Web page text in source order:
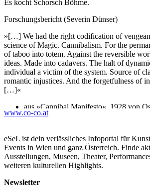
Es kocht Schorsch Böhme.
Forschungsbericht (Severin Dünser)
»[…] We had the right codification of
science of Magic. Cannibalism. For the
of taboo into totem. Against the reversible
ideas. Made into cadavers. The halt of
individual a victim of the system. Source of
romantic injustices. And the forgetfulness of
[…]«
aus »Cannibal Manifesto«, 1928 von
Die Projektion vom Exotischen und Fremden
Objekt, Selbstreflexion zur Projektion, das
Menschlichen, einer Idee von Moderne.
Maiken Bent
www.co-co.at
eSeL ist dein verlässliches Infoportal für
Events in Wien und ganz Österreich. Finde
Ausstellungen, Museen, Theater,
weiteren kulturellen Highlights.
Newsletter